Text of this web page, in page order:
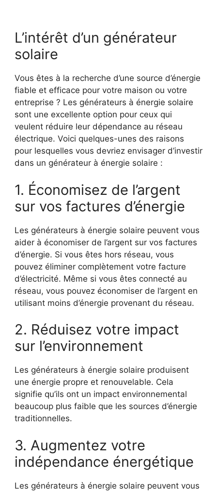
L’intérêt d’un générateur
solaire
Vous êtes à la recherche d’une source d’énergie
fiable et efficace pour votre maison ou votre
entreprise ? Les générateurs à énergie solaire
sont une excellente option pour ceux qui
veulent réduire leur dépendance au réseau
électrique. Voici quelques-unes des raisons
pour lesquelles vous devriez envisager d’investir
dans un générateur à énergie solaire :
1. Économisez de l’argent
sur vos factures d’énergie
Les générateurs à énergie solaire peuvent vous
aider à économiser de l’argent sur vos factures
d’énergie. Si vous êtes hors réseau, vous
pouvez éliminer complètement votre facture
d’électricité. Même si vous êtes connecté au
réseau, vous pouvez économiser de l’argent en
utilisant moins d’énergie provenant du réseau.
2. Réduisez votre impact
sur l’environnement
Les générateurs à énergie solaire produisent
une énergie propre et renouvelable. Cela
signifie qu’ils ont un impact environnemental
beaucoup plus faible que les sources d’énergie
traditionnelles.
3. Augmentez votre
indépendance énergétique
Les générateurs à énergie solaire peuvent vous